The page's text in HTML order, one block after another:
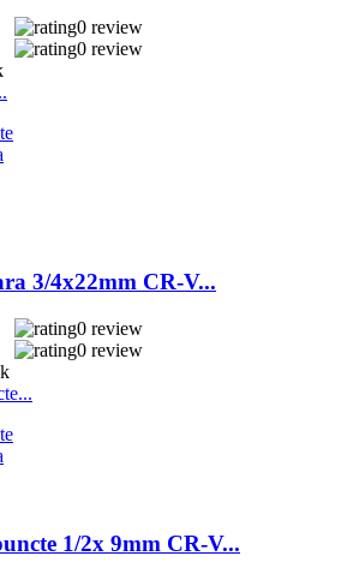
0 review
0 review
3/4x22mm CR-V...
0 review
0 review
1/2x 9mm CR-V...